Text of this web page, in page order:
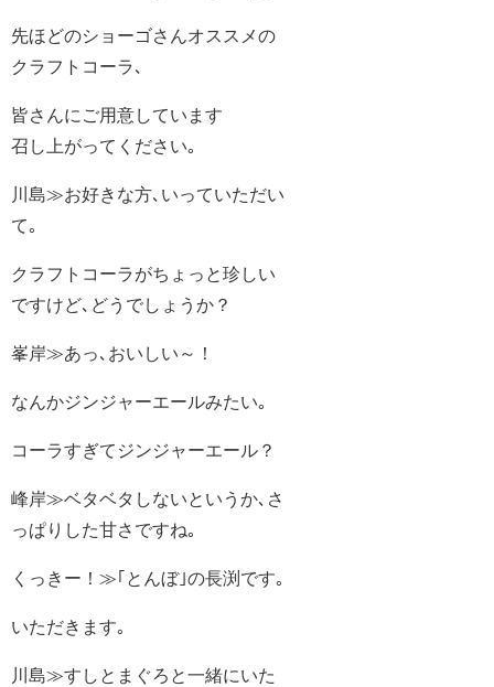
先ほどのショーゴさんオススメの
クラフトコーラ､
皆さんにご用意しています
召し上がってください｡
川島≫お好きな方､いっていただい
て｡
クラフトコーラがちょっと珍しい
ですけど､どうでしょうか？
峯岸≫あっ､おいしい～！
なんかジンジャーエールみたい｡
コーラすぎてジンジャーエール？
峰岸≫ベタベタしないというか､さ
っぱりした甘さですね｡
くっきー！≫｢とんぼ｣の長渕です｡
いただきます｡
川島≫すしとまぐろと一緒にいた